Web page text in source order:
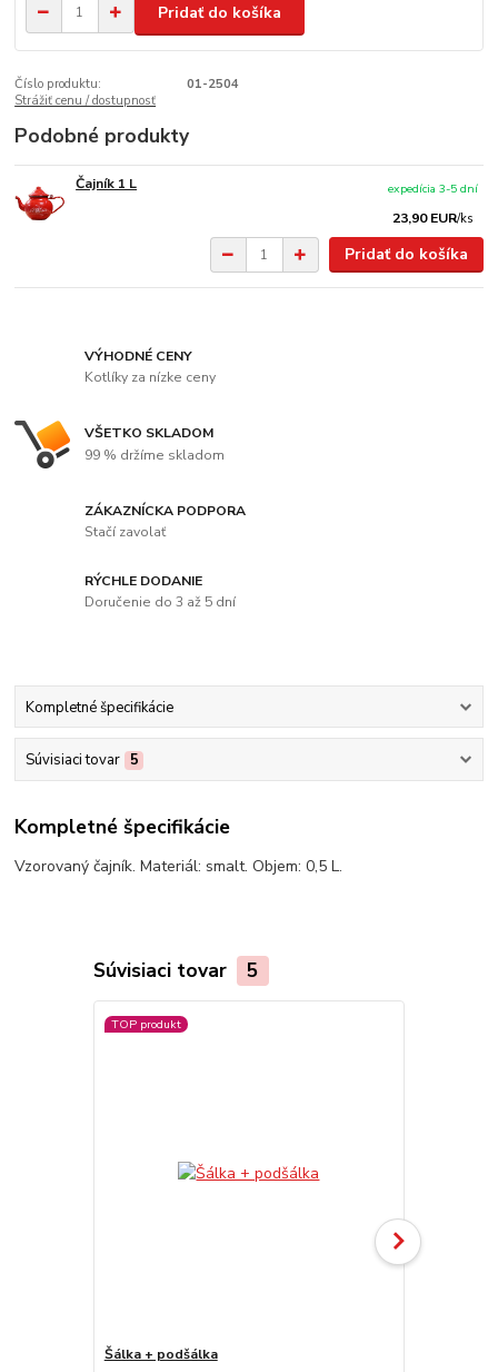
Pridať do košíka
Číslo produktu:
01-2504
Strážiť cenu / dostupnosť
Podobné produkty
Čajník 1 L
23,90 EUR/ks
expedícia 3-5 dní
Pridať do košíka
VÝHODNÉ CENY
Kotlíky za nízke ceny
VŠETKO SKLADOM
99 % držíme skladom
ZÁKAZNÍCKA PODPORA
Stačí zavolať
RÝCHLE DODANIE
Doručenie do 3 až 5 dní
Kompletné špecifikácie
Súvisiaci tovar 5
Kompletné špecifikácie
Vzorovaný čajník. Materiál: smalt. Objem: 0,5 L.
Súvisiaci tovar 5
TOP produkt
Šálka + podšálka